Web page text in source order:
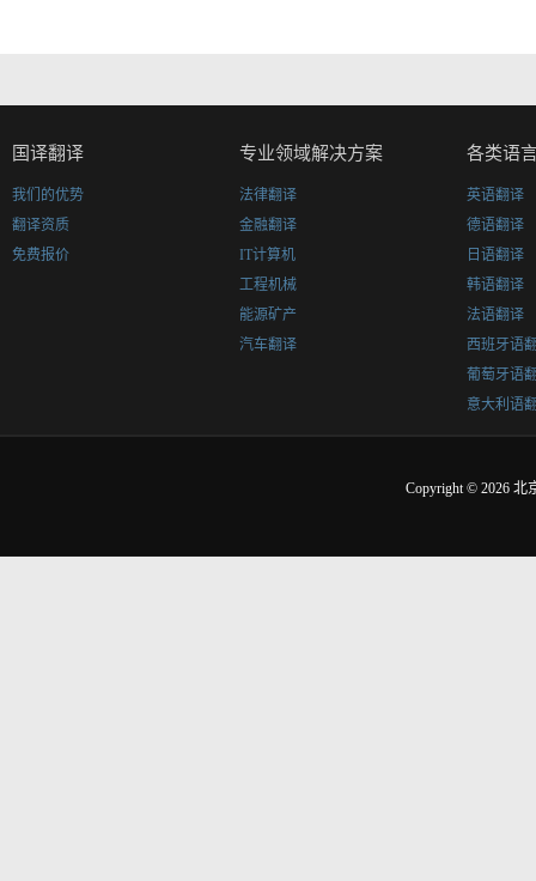
国译翻译
我们的优势
翻译资质
免费报价
专业领域解决方案
法律翻译
金融翻译
IT计算机
工程机械
能源矿产
汽车翻译
各类语
英语翻译
德语翻译
日语翻译
韩语翻译
法语翻译
西班牙语
葡萄牙语
意大利语
Copyright © 2026 北